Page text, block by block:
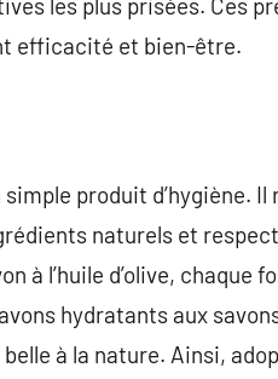
efficacité et bien-être.
produit d’hygiène.
naturels et
à l’huile d’olive,
hydratants aux
à la nature. Ainsi,